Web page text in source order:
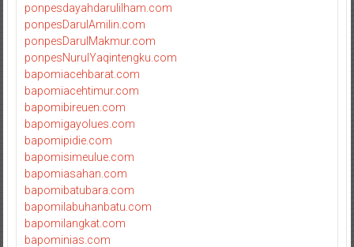
ponpesdayahdarulilham.com
ponpesDarulAmilin.com
ponpesDarulMakmur.com
ponpesNurulYaqintengku.com
bapomiacehbarat.com
bapomiacehtimur.com
bapomibireuen.com
bapomigayolues.com
bapomipidie.com
bapomisimeulue.com
bapomiasahan.com
bapomibatubara.com
bapomilabuhanbatu.com
bapomilangkat.com
bapominias.com